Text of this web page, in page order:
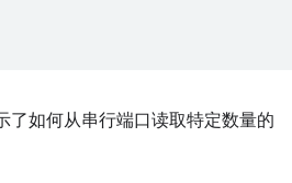
了如何从串行端口读取特定数量的